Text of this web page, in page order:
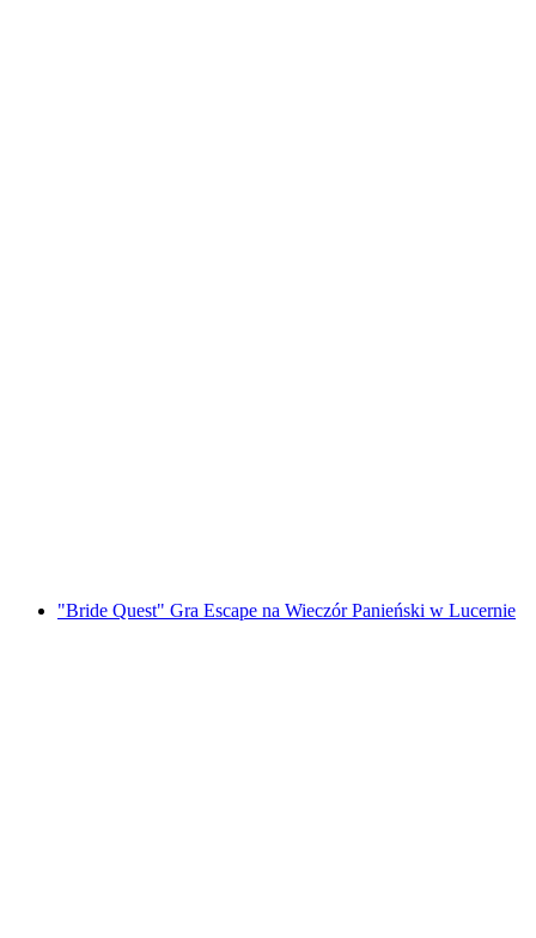
"Bride Quest" Gra Escape na Wieczór Panieński w Lucernie